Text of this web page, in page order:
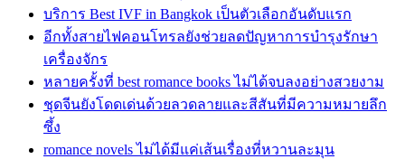
บริการ Best IVF in Bangkok เป็นตัวเลือกอันดับแรก
อีกทั้งสายไฟคอนโทรลยังช่วยลดปัญหาการบำรุงรักษา
เครื่องจักร
หลายครั้งที่ best romance books ไม่ได้จบลงอย่างสวยงาม
ชุดจีนยังโดดเด่นด้วยลวดลายและสีสันที่มีความหมายลึก
ซึ้ง
romance novels ไม่ได้มีแค่เส้นเรื่องที่หวานละมุน